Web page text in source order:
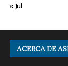
« Jul
ACERCA DE